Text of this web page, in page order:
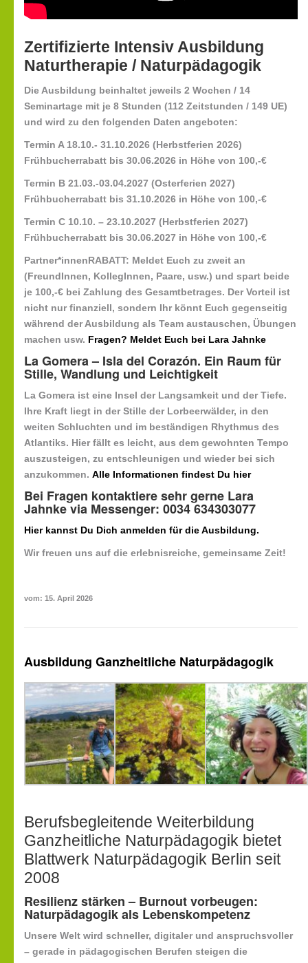
Zertifizierte Intensiv Ausbildung
Naturtherapie / Naturpädagogik
Die Ausbildung beinhaltet jeweils 2 Wochen / 14
Seminartage mit je 8 Stunden (112 Zeitstunden / 149 UE)
und wird zu den folgenden Daten angeboten:
Termin A 18.10.- 31.10.2026 (Herbstferien 2026)
Frühbucherrabatt bis 30.06.2026 in Höhe von 100,-€
Termin B 21.03.-03.04.2027 (Osterferien 2027)
Frühbucherrabatt bis 31.10.2026 in Höhe von 100,-€
Termin C 10.10. – 23.10.2027 (Herbstferien 2027)
Frühbucherrabatt bis 30.06.2027 in Höhe von 100,-€
Partner*innenRABATT: Meldet Euch zu zweit an
(FreundInnen, KollegInnen, Paare, usw.) und spart beide
je 100,-€ bei Zahlung des Gesamtbetrages. Der Vorteil ist
nicht nur finanziell, sondern Ihr könnt Euch gegenseitig
während der Ausbildung als Team austauschen, Übungen
machen usw. Fragen? Meldet Euch bei Lara Jahnke
La Gomera – Isla del Corazón. Ein Raum für
Stille, Wandlung und Leichtigkeit
La Gomera ist eine Insel der Langsamkeit und der Tiefe.
Ihre Kraft liegt in der Stille der Lorbeerwälder, in den
weiten Schluchten und im beständigen Rhythmus des
Atlantiks. Hier fällt es leicht, aus dem gewohnten Tempo
auszusteigen, zu entschleunigen und wieder bei sich
anzukommen. Alle Informationen findest Du hier
Bei Fragen kontaktiere sehr gerne Lara
Jahnke via Messenger: 0034 634303077
Hier kannst Du Dich anmelden für die Ausbildung.
Wir freuen uns auf die erlebnisreiche, gemeinsame Zeit!
vom: 15. April 2026
Ausbildung Ganzheitliche Naturpädagogik
Berufsbegleitende Weiterbildung
Ganzheitliche Naturpädagogik bietet
Blattwerk Naturpädagogik Berlin seit
2008
Resilienz stärken – Burnout vorbeugen:
Naturpädagogik als Lebenskompetenz
Unsere Welt wird schneller, digitaler und anspruchsvoller
– gerade in pädagogischen Berufen steigen die